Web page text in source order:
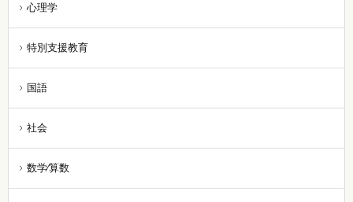
心理学
特別支援教育
国語
社会
数学⁄算数